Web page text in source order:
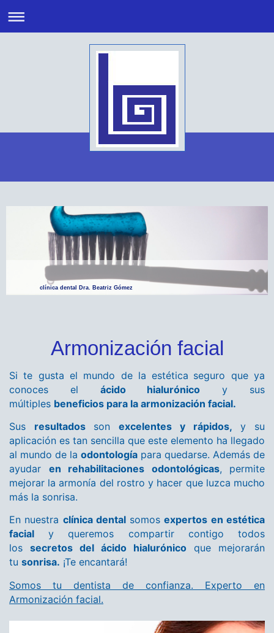
clínica dental Dra. Beatriz Gómez
Armonización facial
Si te gusta el mundo de la estética seguro que ya
conoces el ácido hialurónico y sus
múltiples beneficios para la armonización facial.
Sus resultadossonexcelentes y rápidos, y su
aplicación es tan sencilla que este elemento ha llegado
al mundo de la odontología para quedarse. Además de
ayudar en rehabilitaciones odontológicas, permite
mejorar la armonía del rostro y hacer que luzca mucho
más la sonrisa.
En nuestra clínica dentalsomosexpertos en estética
facial y queremos compartir contigo todos
los secretos del ácido hialurónico que mejorarán
tu sonrisa. ¡Te encantará!
Somos tu dentista de confianza. Experto en
Armonización facial.